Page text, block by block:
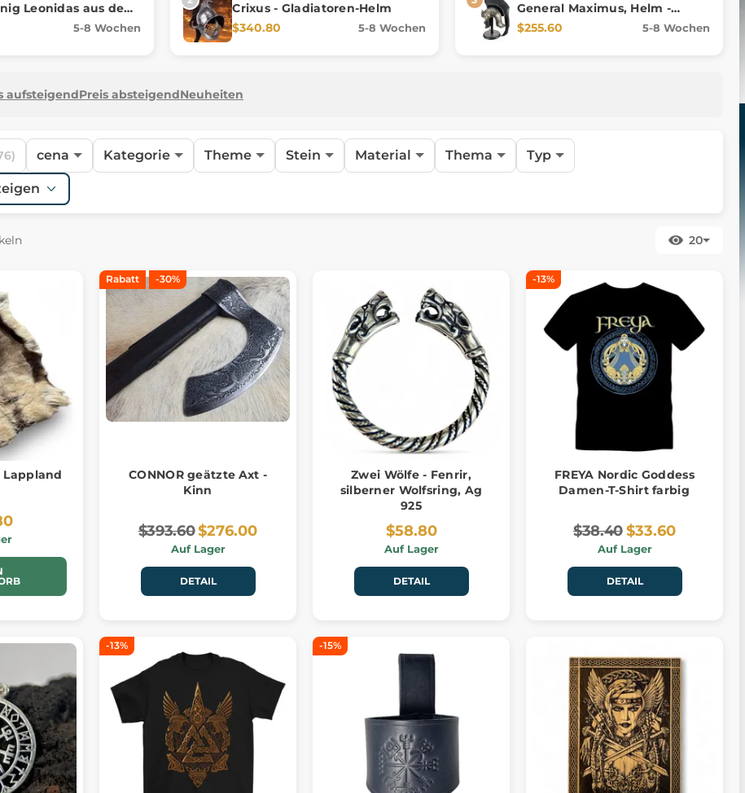
Leonidas aus dem
5-8 Wochen
Crixus - Gladiatoren-Helm
$340.80
5-8 Wochen
General Maximus, Helm -
Gladiator
$255.60 5-8 Wochen
aufsteigendPreis absteigendNeuheiten
cena Kategorie Theme Stein Material Thema Typ
20
Lappland
Rabatt -30%
CONNOR geätzte Axt -
Kinn
$393.60$276.00
Auf Lager
DETAIL
Zwei Wölfe - Fenrir,
silberner Wolfsring, Ag
925
$58.80
Auf Lager
DETAIL
-13%
FREYA Nordic Goddess
Damen-T-Shirt farbig
$38.40$33.60
Auf Lager
DETAIL
-13% -15%